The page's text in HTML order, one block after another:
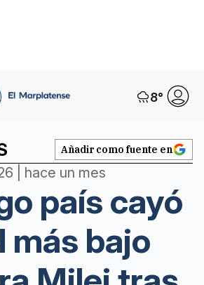
8°
Añadir como fuente en
| hace un mes
país cayó
más bajo